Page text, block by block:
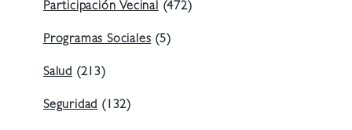
Participación Vecinal (472)
Programas Sociales (5)
Salud (213)
Seguridad (132)